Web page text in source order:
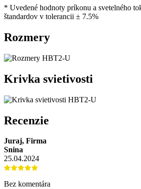
* Uvedené hodnoty príkonu a svetelného
štandardov v tolerancii ± 7.5%
Rozmery
Krivka svietivosti
Recenzie
Juraj, Firma
Snina
25.04.2024
Bez komentára